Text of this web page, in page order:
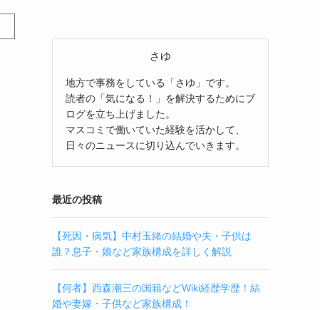
さゆ
地方で事務をしている「さゆ」です。
読者の「気になる！」を解決するためにブ
ログを立ち上げました。
マスコミで働いていた経験を活かして、
日々のニュースに切り込んでいきます。
最近の投稿
【死因・病気】中村玉緒の結婚や夫・子供は
誰？息子・娘など家族構成を詳しく解説
【何者】西森潮三の国籍などWiki経歴学歴！結
婚や妻嫁・子供など家族構成！